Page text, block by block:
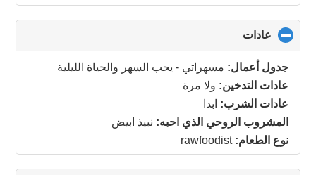
عادات
to
collapse
contents
جدول أعمال: مسهراتي - يحب السهر والحياة الليلية
عادات التدخين: ولا مرة
عادات الشرب: ابدا
المشروب الروحي الذي احبه: نبيذ ابيض
نوع الطعام: rawfoodist